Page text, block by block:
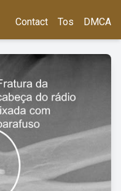
Contact Tos DMCA